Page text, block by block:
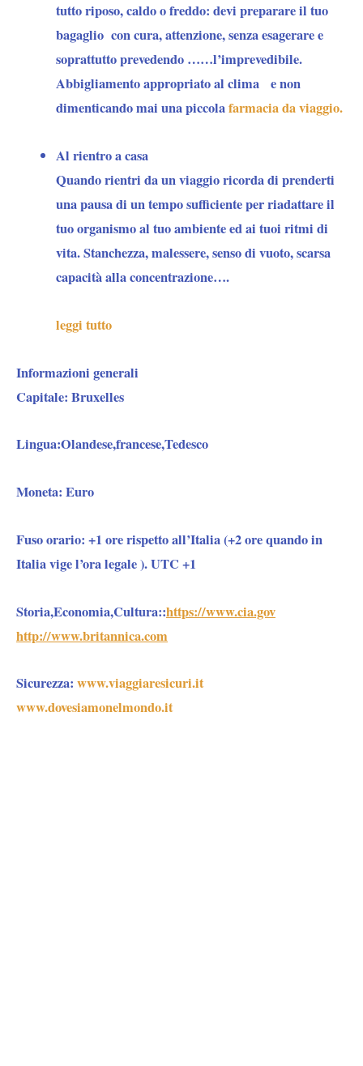
tutto riposo, caldo o freddo: devi preparare il tuo
bagaglio con cura, attenzione, senza esagerare e
soprattutto prevedendo ……l’imprevedibile.
Abbigliamento appropriato al clima e non
dimenticando mai una piccolafarmacia da viaggio.
Al rientro a casa
Quando rientri da un viaggio ricorda di prenderti
una pausa di un tempo sufficiente per riadattare il
tuo organismo al tuo ambiente ed ai tuoi ritmi di
vita. Stanchezza, malessere, senso di vuoto, scarsa
capacità alla concentrazione….
leggi tutto
Informazioni generali
Capitale: Bruxelles
Lingua:Olandese,francese,Tedesco
Moneta: Euro
Fuso orario: +1 ore rispetto all’Italia (+2 ore quando in
Italia vige l’ora legale ). UTC +1
Storia,Economia,Cultura::https://www.cia.gov
http://www.britannica.com
Sicurezza: www.viaggiaresicuri.it
www.dovesiamonelmondo.it